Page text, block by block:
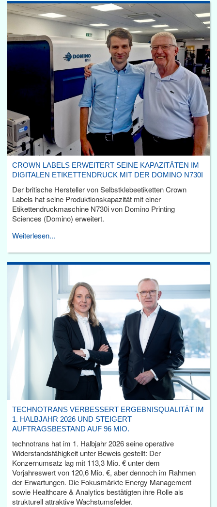
CROWN LABELS ERWEITERT SEINE KAPAZITÄTEN IM
DIGITALEN ETIKETTENDRUCK MIT DER DOMINO N730I
Der britische Hersteller von Selbstklebeetiketten Crown
Labels hat seine Produktionskapazität mit einer
Etikettendruckmaschine N730i von Domino Printing
Sciences (Domino) erweitert.
Weiterlesen...
TECHNOTRANS VERBESSERT ERGEBNISQUALITÄT IM
1. HALBJAHR 2026 UND STEIGERT
AUFTRAGSBESTAND AUF 96 MIO.
technotrans hat im 1. Halbjahr 2026 seine operative
Widerstandsfähigkeit unter Beweis gestellt: Der
Konzernumsatz lag mit 113,3 Mio. € unter dem
Vorjahreswert von 120,6 Mio. €, aber dennoch im Rahmen
der Erwartungen. Die Fokusmärkte Energy Management
sowie Healthcare & Analytics bestätigten ihre Rolle als
strukturell attraktive Wachstumsfelder.